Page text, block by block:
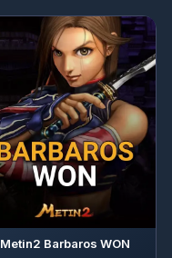
Metin2 Barbaros WON